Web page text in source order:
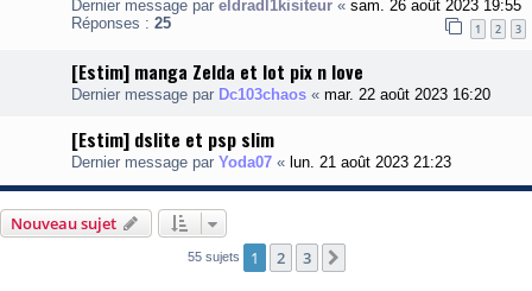
Dernier message par eldradl1kisiteur « sam. 26 août 2023 19:55
Réponses : 25 1 2 3
[Estim] manga Zelda et lot pix n love
Dernier message par Dc103chaos « mar. 22 août 2023 16:20
[Estim] dslite et psp slim
Dernier message par Yoda07 « lun. 21 août 2023 21:23
Nouveau sujet
55 sujets 1 2 3